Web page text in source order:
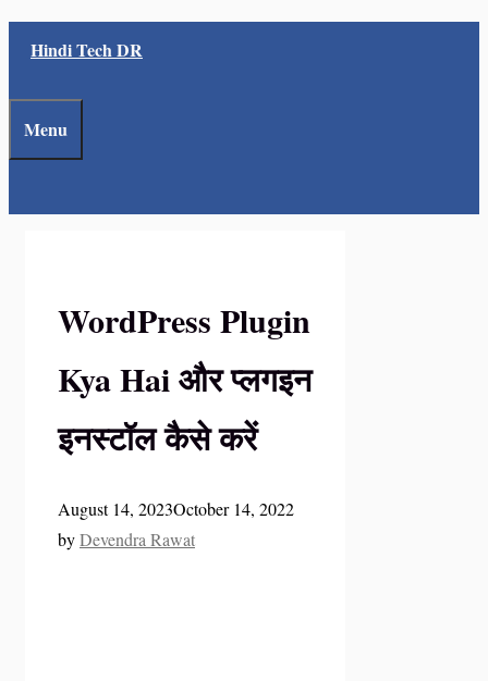
content
Hindi Tech DR
Menu
WordPress Plugin
Kya Hai और प्लगइन
इनस्टॉल कैसे करें
August 14, 2023October 14, 2022
byDevendra Rawat